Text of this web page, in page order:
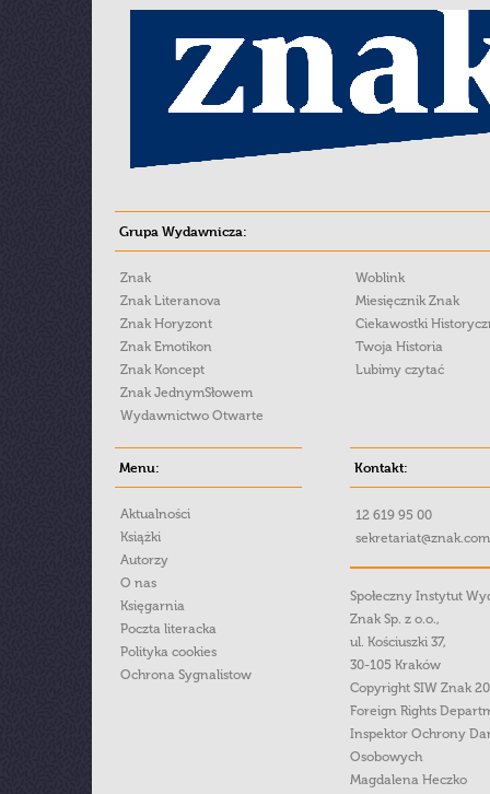
Grupa Wydawnicza:
Znak
Znak Literanova
Znak Horyzont
Znak Emotikon
Znak Koncept
Znak JednymSłowem
Wydawnictwo Otwarte
Woblink
Miesięcznik Znak
Ciekawostki
Twoja Historia
Lubimy czytać
Menu:
Aktualności
Książki
Autorzy
O nas
Księgarnia
Poczta literacka
Polityka cookies
Ochrona Sygnalistow
Kontakt:
12 619 95 00
Społeczny Instytut
Znak Sp. z o.o.,
ul. Kościuszki 37,
30-105 Kraków
Copyright SIW Znak
Foreign Rights
Inspektor Ochrony
Osobowych
Magdalena Heczko